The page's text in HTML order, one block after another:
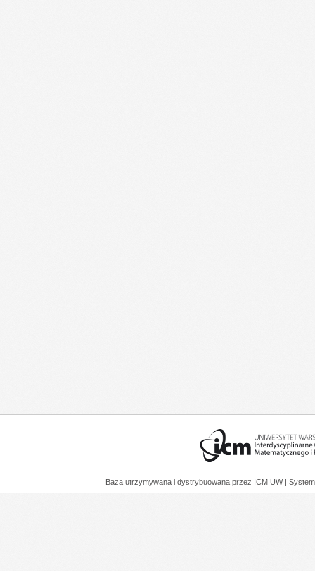
Baza utrzymywana i dystrybuowana przez ICM UW |